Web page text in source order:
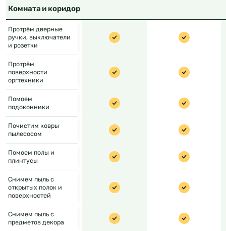
Комната и коридор
Протрём дверные
ручки, выключатели
и розетки
Протрём
поверхности
оргтехники
Помоем
подоконники
Почистим ковры
пылесосом
Помоем полы и
плинтусы
Снимем пыль с
открытых полок и
поверхностей
Снимем пыль с
предметов декора